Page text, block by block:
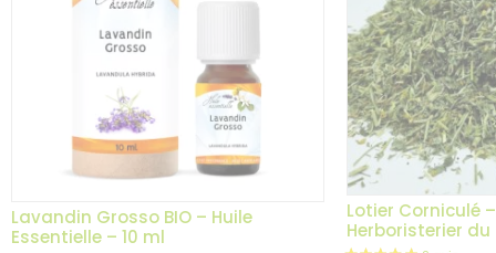
Lavandin Grosso BIO – Huile
Essentielle – 10 ml
Lotier Corniculé
Herboristerier